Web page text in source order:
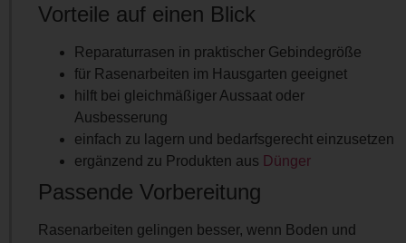
Vorteile auf einen Blick
Reparaturrasen in praktischer Gebindegröße
für Rasenarbeiten im Hausgarten geeignet
hilft bei gleichmäßiger Aussaat oder
Ausbesserung
einfach zu lagern und bedarfsgerecht einzusetzen
ergänzend zu Produkten aus Dünger
Passende Vorbereitung
Rasenarbeiten gelingen besser, wenn Boden und